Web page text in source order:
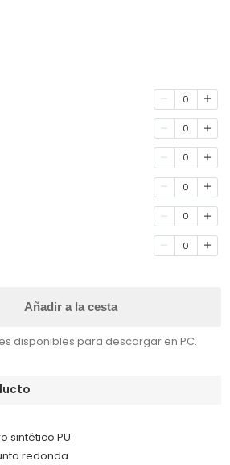
0
0
0
0
0
0
Añadir a la cesta
disponibles para descargar en PC.
sintético PU
redonda